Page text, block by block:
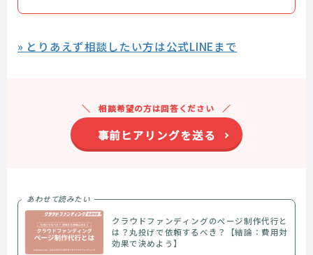
» とりあえず相談したい方は公式LINEまで
相談希望の方は回答ください
事前ヒアリングを送る
あわせて読みたい
クラウドファンディングのページ制作代行と
は？丸投げで依頼するべき？【結論：費用対
効果で決めよう】